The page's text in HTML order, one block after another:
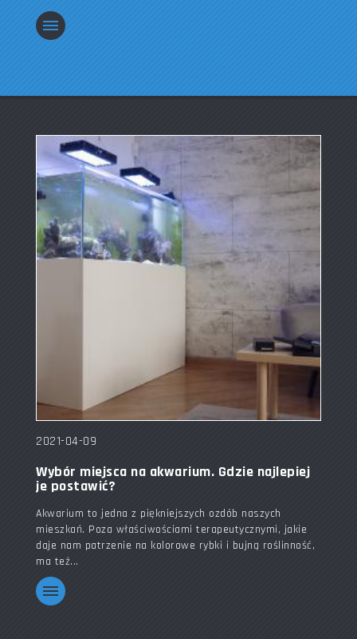
2021-04-09
Wybór miejsca na akwarium. Gdzie najlepiej
je postawić?
Akwarium to jedna z piękniejszych ozdób naszych
mieszkań. Poza właściwościami terapeutycznymi, jakie
daje nam patrzenie na kolorowe rybki i bujną roślinność,
ma też...